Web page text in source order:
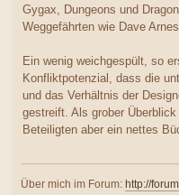
Gygax, Dungeons und
Weggefährten wie Dave
Ein wenig weichgespült, so
Konfliktpotenzial, dass die
und das Verhältnis der
gestreift. Als grober
Beteiligten aber ein nettes
Über mich im Forum: http://